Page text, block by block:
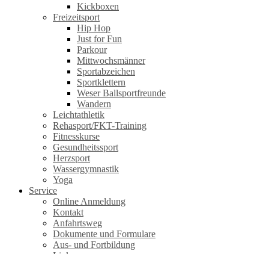
Kickboxen
Freizeitsport
Hip Hop
Just for Fun
Parkour
Mittwochsmänner
Sportabzeichen
Sportklettern
Weser Ballsportfreunde
Wandern
Leichtathletik
Rehasport/FKT-Training
Fitnesskurse
Gesundheitssport
Herzsport
Wassergymnastik
Yoga
Service
Online Anmeldung
Kontakt
Anfahrtsweg
Dokumente und Formulare
Aus- und Fortbildung